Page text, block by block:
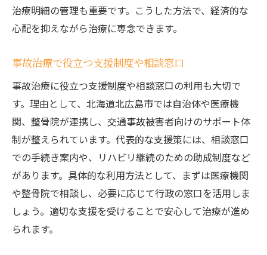
治療明細の管理も重要です。こうした方法で、経済的な
心配を抑えながら治療に専念できます。
事故治療で役立つ支援制度や相談窓口
事故治療に役立つ支援制度や相談窓口の利用も大切で
す。理由として、北海道北広島市では自治体や医療機
関、整骨院が連携し、交通事故被害者向けのサポート体
制が整えられています。代表的な支援策には、相談窓口
での手続き案内や、リハビリ継続のための助成制度など
があります。具体的な利用方法として、まずは医療機関
や整骨院で相談し、必要に応じて行政の窓口を活用しま
しょう。適切な支援を受けることで安心して治療が進め
られます。